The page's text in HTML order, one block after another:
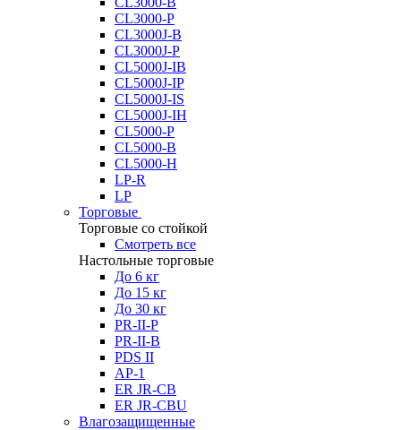
CL3000-P
CL3000J-B
CL3000J-P
CL5000J-IB
CL5000J-IP
CL5000J-IS
CL5000J-IH
CL5000-P
CL5000-B
CL5000-H
LP-R
LP
Торговые
Торговые со стойкой
Смотреть все
Настольные торговые
До 6 кг
До 15 кг
До 30 кг
PR-II-P
PR-II-B
PDS II
AP-1
ER JR-CB
ER JR-CBU
Влагозащищенные